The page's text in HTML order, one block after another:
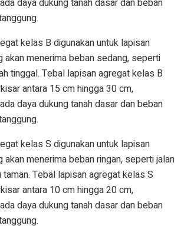
daya dukung tanah dasar dan beban
kelas B digunakan untuk lapisan
akan menerima beban sedang, seperti
tinggal. Tebal lapisan agregat kelas B
antara 15 cm hingga 30 cm,
daya dukung tanah dasar dan beban
kelas S digunakan untuk lapisan
akan menerima beban ringan, seperti jalan
Tebal lapisan agregat kelas S
antara 10 cm hingga 20 cm,
daya dukung tanah dasar dan beban